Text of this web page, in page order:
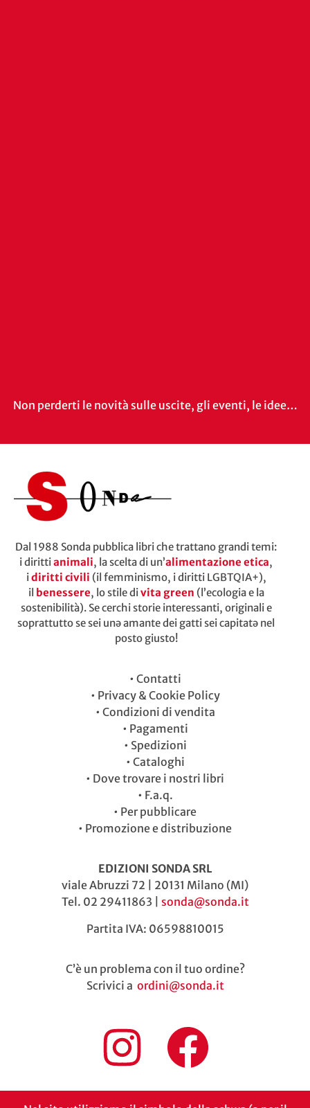
Non perderti le novità sulle uscite, gli eventi, le idee…
Dal 1988 Sonda pubblica libri che trattano grandi temi:
i dirittianimali, la scelta di un’alimentazione etica,
idiritti civili (il femminismo, i diritti LGBTQIA+),
il benessere, lo stile divita green (l’ecologia e la
sostenibilità). Se cerchi storie interessanti, originali e
soprattutto se sei unə amante dei gatti sei capitatə nel
posto giusto!
• Contatti
• Privacy & Cookie Policy
• Condizioni di vendita
• Pagamenti
• Spedizioni
• Cataloghi
• Dove trovare i nostri libri
• F.a.q.
• Per pubblicare
• Promozione e distribuzione
EDIZIONI SONDA SRL
viale Abruzzi 72 | 20131 Milano (MI)
Tel. 02 29411863 | sonda@sonda.it
Partita IVA: 06598810015
C’è un problema con il tuo ordine?
Scrivici a ordini@sonda.it